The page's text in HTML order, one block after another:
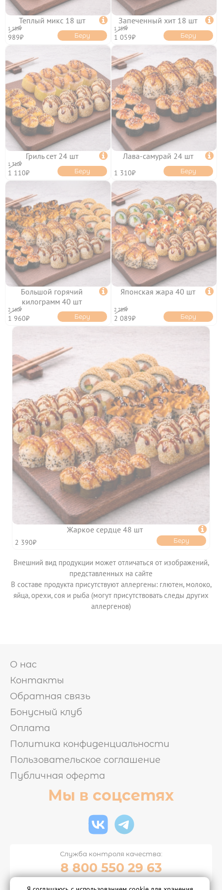
ОТЗЫВЫ
КОНТАКТЫ
ЛИЧНЫЙ КАБИНЕТ
АКЦИИ

УСЛОВИЯ ДОСТАВКИ
ОПЛАТА
КЭШБЭК
ПОЛИТИКА
КОНФИДЕНЦИАЛЬНОСТИ
ПОЛЬЗОВАТЕЛЬСКОЕ
СОГЛАШЕНИЕ
ПУБЛИЧНАЯ ОФЕРТА
ФРАНШИЗА
Теплый микс 18 шт 
1 189₽
989₽ Беру
Запеченный хит 18 шт 
1 259₽
1 059₽ Беру
Гриль сет 24 шт 
1 310₽
1 110₽ Беру
Лава-самурай 24 шт 
1 310₽ Беру
Большой горячий
килограмм 40 шт

2 160₽
1 960₽ Беру
Японская жара 40 шт 
2 289₽
2 089₽ Беру
Жаркое сердце 48 шт 
2 390₽ Беру
Внешний вид продукции может отличаться от изображений,
представленных на сайте
В составе продукта присутствуют аллергены: глютен, молоко,
яйца, орехи, соя и рыба (могут присутствовать следы других
аллергенов)
О нас
Контакты
Обратная связь
Бонусный клуб
Оплата
Политика конфиденциальности
Пользовательское соглашение
Публичная оферта
Мы в соцсетях
Служба контроля качества:
8 800 550 29 63